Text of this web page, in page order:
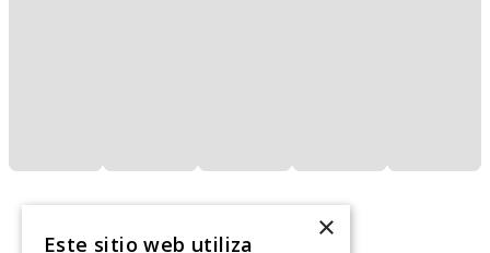
×
Este sitio web utiliza